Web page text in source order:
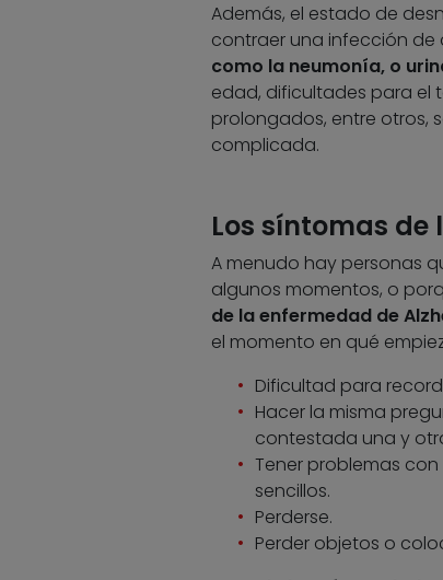
Además, el estado de
contraer una infección de
como la neumonía, o
edad, dificultades para el
prolongados, entre otros,
complicada.
Los síntomas de
A menudo hay personas
algunos momentos, o
de la enfermedad de
el momento en qué
Dificultad para
Hacer la misma
contestada una y
Tener problemas
sencillos.
Perderse.
Perder objetos o